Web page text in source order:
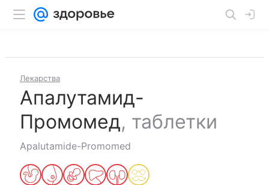
Лекарства
Апалутамид-
Промомед, таблетки
Apalutamide-Promomed